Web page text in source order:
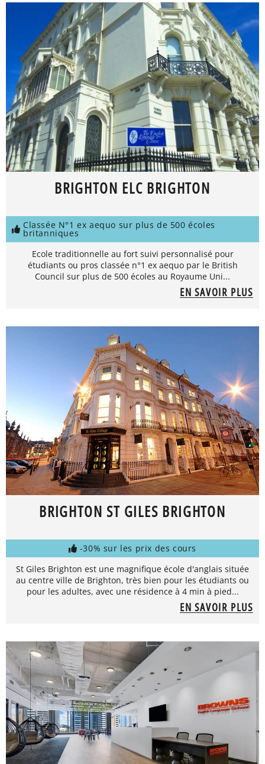
BRIGHTON ELC BRIGHTON
Classée N°1 ex aequo sur plus de 500 écoles
britanniques
Ecole traditionnelle au fort suivi personnalisé pour
étudiants ou pros classée n°1 ex aequo par le British
Council sur plus de 500 écoles au Royaume Uni...
EN SAVOIR PLUS
BRIGHTON ST GILES BRIGHTON
-30% sur les prix des cours
St Giles Brighton est une magnifique école d'anglais située
au centre ville de Brighton, très bien pour les étudiants ou
pour les adultes, avec une résidence à 4 min à pied...
EN SAVOIR PLUS